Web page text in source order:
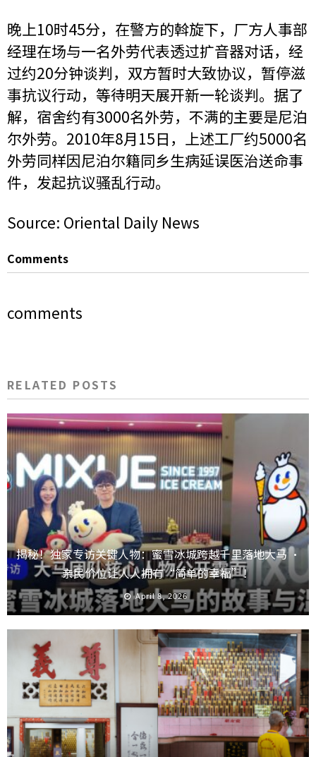
晚上10时45分，在警方的斡旋下，厂方人事部
经理在场与一名外劳代表透过扩音器对话，经
过约20分钟谈判，双方暂时大致协议，暂停滋
事抗议行动，等待明天展开新一轮谈判。据了
解，宿舍约有3000名外劳，不满的主要是尼泊
尔外劳。2010年8月15日，上述工厂约5000名
外劳同样因尼泊尔籍同乡生病延误医治送命事
件，发起抗议骚乱行动。
Source: Oriental Daily News
Comments
comments
RELATED POSTS
揭秘！独家专访关键人物：蜜雪冰城跨越千里落地大马 ·
亲民价位让人人拥有“简单的幸福”！
April 8, 2026